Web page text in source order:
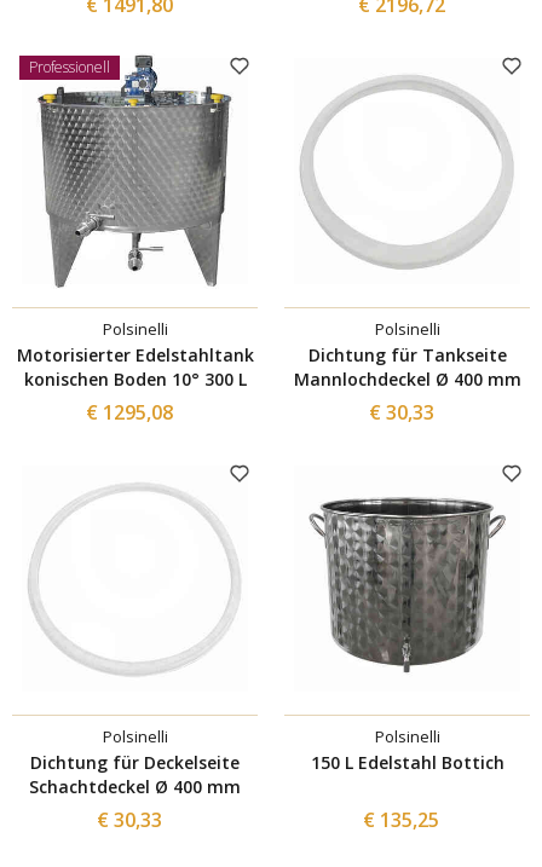
Professionell
Polsinelli
Motorisierter Edelstahltank
konischen Boden 10° 300 L
€ 1295,08
Polsinelli
Dichtung für Tankseite
Mannlochdeckel Ø 400 mm
€ 30,33
Polsinelli
Dichtung für Deckelseite
Schachtdeckel Ø 400 mm
€ 30,33
Polsinelli
150 L Edelstahl Bottich
€ 135,25